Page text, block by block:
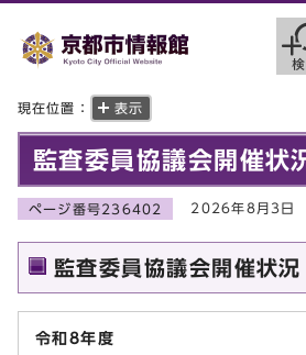
現在位置： 表示
監査委員協議会開催状
ページ番号236402 2026年8月3日
監査委員協議会開催状況
令和8年度